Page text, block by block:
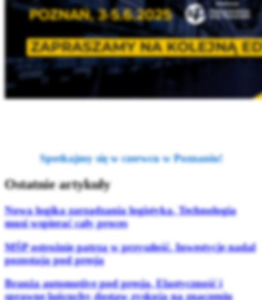
Spotkajmy się w czerwcu w Poznaniu!
Ostatnie artykuły
Nowa logika zarządzania logistyką. Technologia
musi wspierać cały proces
MŚP ostrożnie patrzą w przyszłość. Inwestycje nadal
pozostają pod presją
Branża automotive pod presją. Elastyczność i
sprawne łańcuchy dostaw zyskują na znaczeniu